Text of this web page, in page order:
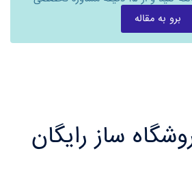
برو به مقاله
ساز رایگان